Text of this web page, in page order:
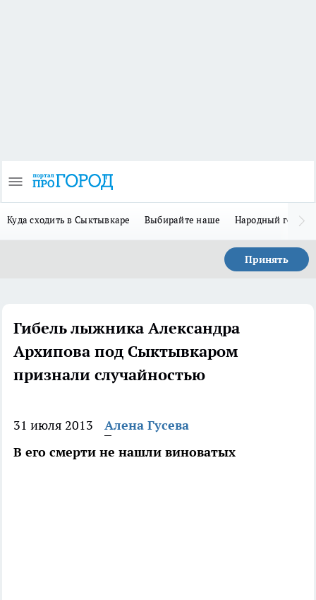
Куда сходить в Сыктывкаре Выбирайте наше Народный герой-
Принять
Гибель лыжника Александра
Архипова под Сыктывкаром
признали случайностью
31 июля 2013
Алена Гусева
В его смерти не нашли виноватых